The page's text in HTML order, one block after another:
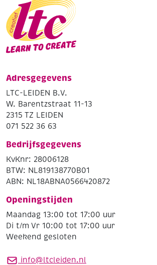
Adresgegevens
LTC-LEIDEN B.V.
W. Barentzstraat 11-13
2315 TZ LEIDEN
071 522 36 63
Bedrijfsgegevens
KvKnr: 28006128
BTW: NL819138770B01
ABN: NL18ABNA0566420872
Openingstijden
Maandag 13:00 tot 17:00 uur
Di t/m Vr 10:00 tot 17:00 uur
Weekend gesloten
info@ltcleiden.nl